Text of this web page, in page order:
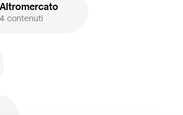
Altromercato
4 contenuti